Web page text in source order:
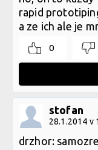
rapid
a ze ich ale je
0
stofan
28.1.2014 v
drzhor: